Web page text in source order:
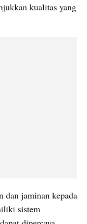
kualitas yang
dan jaminan kepada
sistem